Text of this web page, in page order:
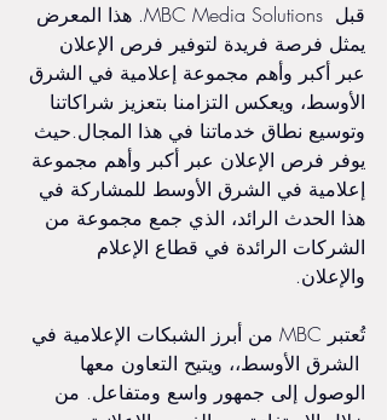
قبل  MBC Media Solutions. هذا المعرض
يمثل فرصة فريدة لتوفير فرص الإعلان
عبر أكبر وأهم مجموعة إعلامية في الشرق
الأوسط، ويعكس التزامنا بتعزيز شراكاتنا
وتوسيع نطاق خدماتنا في هذا المجال.حيث
يوفر فرص الإعلان عبر أكبر وأهم مجموعة
إعلامية في الشرق الأوسط للمشاركة في
هذا الحدث الرائد، الذي جمع مجموعة من
الشركات الرائدة في قطاع الإعلام
والإعلان.
تُعتبر MBC من أبرز الشبكات الإعلامية في
الشرق الأوسط،، ويتيح التعاون معها
الوصول إلى جمهور واسع ومتفاعل. من